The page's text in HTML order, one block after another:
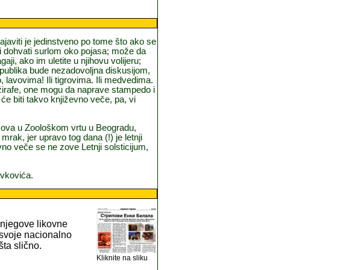
je jedinstveno po tome što ako se
surlom oko pojasa; može da
ako im uletite u njihovu volijeru;
bude nezadovoljna diskusijom,
lavovima! Ili tigrovima. Ili medvedima.
one mogu da naprave stampedo i
biti takvo književno veče, pa, vi
u Zoološkom vrtu u Beogradu,
jer upravo tog dana (!) je letnji
veče se ne zove Letnji solsticijum,
likovne
nacionalno
slično.
Kliknite na sliku